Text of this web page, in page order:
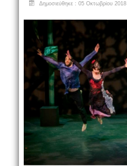
Δημοσιεύθηκε : 05 Οκτωβρίου 2018